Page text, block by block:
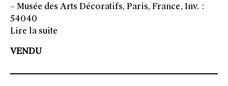
– Musée des Arts Décoratifs, Paris, France, Inv. :
54040
Lire la suite
VENDU